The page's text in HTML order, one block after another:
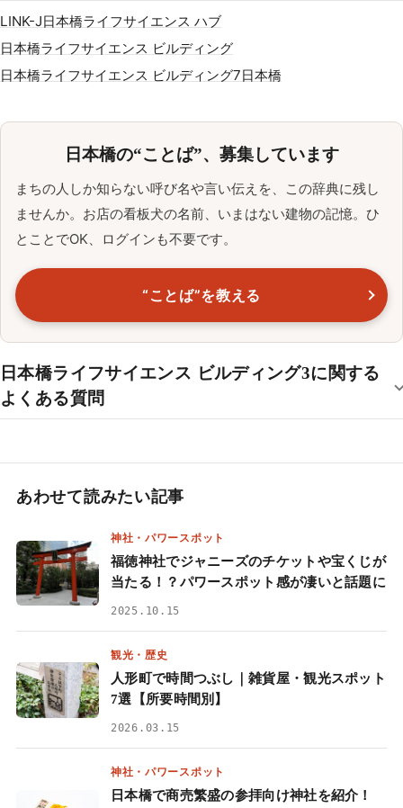
LINK-J日本橋ライフサイエンス ハブ
日本橋ライフサイエンス ビルディング
日本橋ライフサイエンス ビルディング7日本橋
日本橋の“ことば”、募集しています
まちの人しか知らない呼び名や言い伝えを、この辞典に残し
ませんか。お店の看板犬の名前、いまはない建物の記憶。ひ
とことでOK、ログインも不要です。
“ことば”を教える
日本橋ライフサイエンス ビルディング3に関する
よくある質問
あわせて読みたい記事
神社・パワースポット
福徳神社でジャニーズのチケットや宝くじが
当たる！？パワースポット感が凄いと話題に
2025.10.15
観光・歴史
人形町で時間つぶし｜雑貨屋・観光スポット
7選【所要時間別】
2026.03.15
神社・パワースポット
日本橋で商売繁盛の参拝向け神社を紹介！